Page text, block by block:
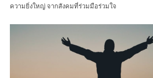
ความยิ่งใหญ่ จากสังคมที่ร่วมมือร่วมใจ